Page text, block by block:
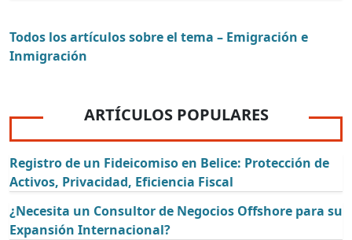
Todos los artículos sobre el tema – Emigración e
Inmigración
ARTÍCULOS POPULARES
Registro de un Fideicomiso en Belice: Protección de
Activos, Privacidad, Eficiencia Fiscal
¿Necesita un Consultor de Negocios Offshore para su
Expansión Internacional?